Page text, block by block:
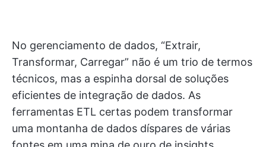
No gerenciamento de dados, “Extrair,
Transformar, Carregar” não é um trio de termos
técnicos, mas a espinha dorsal de soluções
eficientes de integração de dados. As
ferramentas ETL certas podem transformar
uma montanha de dados díspares de várias